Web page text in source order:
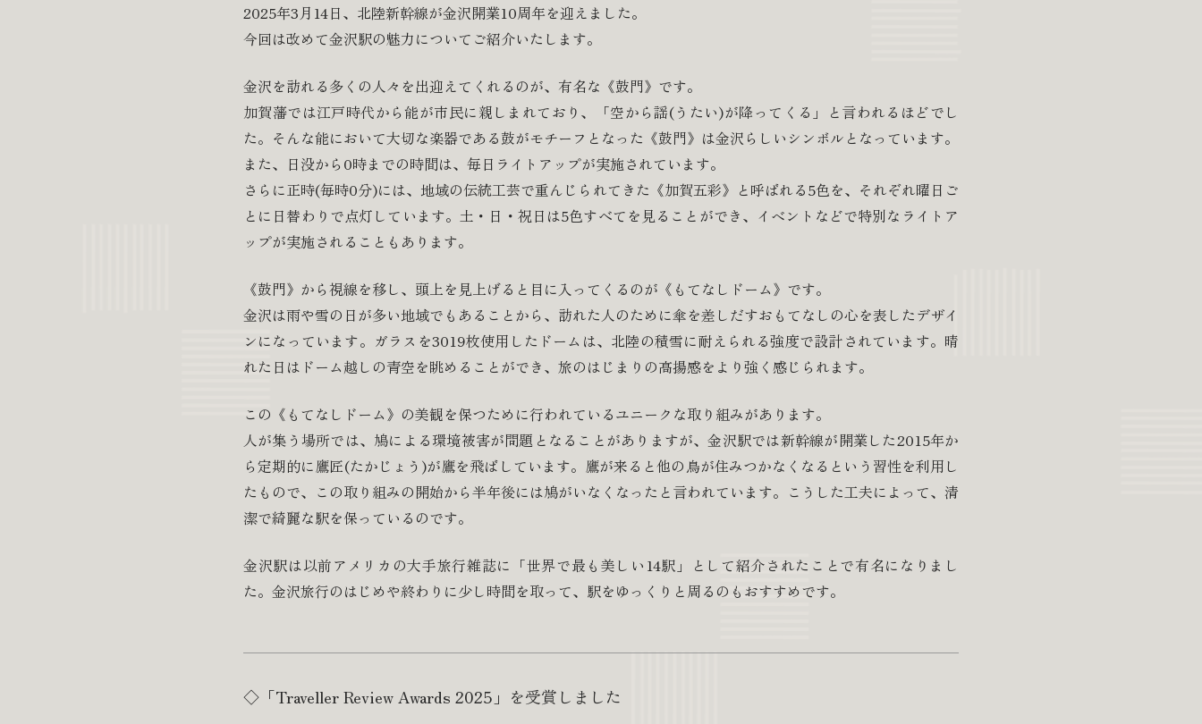
2025年3月14日、北陸新幹線が金沢開業10周年を迎えました。
今回は改めて金沢駅の魅力についてご紹介いたします。
金沢を訪れる多くの人々を出迎えてくれるのが、有名な《鼓門》です。
加賀藩では江戸時代から能が市民に親しまれており、「空から謡(うたい)が降ってくる」と言われるほどでし
た。そんな能において大切な楽器である鼓がモチーフとなった《鼓門》は金沢らしいシンボルとなっています。
また、日没から0時までの時間は、毎日ライトアップが実施されています。
さらに正時(毎時0分)には、地域の伝統工芸で重んじられてきた《加賀五彩》と呼ばれる5色を、それぞれ曜日ご
とに日替わりで点灯しています。土・日・祝日は5色すべてを見ることができ、イベントなどで特別なライトア
ップが実施されることもあります。
《鼓門》から視線を移し、頭上を見上げると目に入ってくるのが《もてなしドーム》です。
金沢は雨や雪の日が多い地域でもあることから、訪れた人のために傘を差しだすおもてなしの心を表したデザイ
ンになっています。ガラスを3019枚使用したドームは、北陸の積雪に耐えられる強度で設計されています。晴
れた日はドーム越しの青空を眺めることができ、旅のはじまりの高揚感をより強く感じられます。
この《もてなしドーム》の美観を保つために行われているユニークな取り組みがあります。
人が集う場所では、鳩による環境被害が問題となることがありますが、金沢駅では新幹線が開業した2015年か
ら定期的に鷹匠(たかじょう)が鷹を飛ばしています。鷹が来ると他の鳥が住みつかなくなるという習性を利用し
たもので、この取り組みの開始から半年後には鳩がいなくなったと言われています。こうした工夫によって、清
潔で綺麗な駅を保っているのです。
金沢駅は以前アメリカの大手旅行雑誌に「世界で最も美しい14駅」として紹介されたことで有名になりまし
た。金沢旅行のはじめや終わりに少し時間を取って、駅をゆっくりと周るのもおすすめです。
◇「Traveller Review Awards 2025」を受賞しました